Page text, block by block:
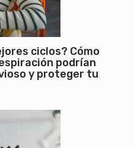
ciclos? Cómo
podrían
y proteger tu